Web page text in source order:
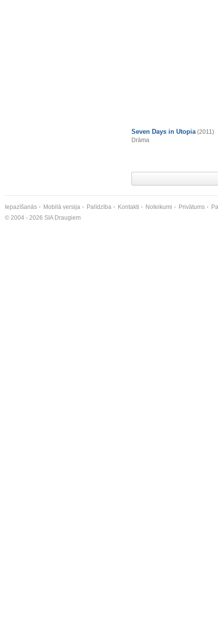
Seven Days in Utopia (2011)
Drāma
Iepazīšanās Mobilā versija Palīdzība Kontakti Noteikumi Privātums
© 2004 - 2026 SIA Draugiem